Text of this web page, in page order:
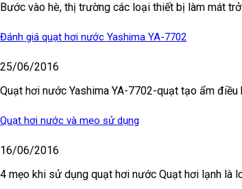
Bước vào hè, thị trường các loại thiết bị làm mát
Đánh giá quạt hơi nước Yashima YA-7702
25/06/2016
Quạt hơi nước Yashima YA-7702-quạt tạo ẩm điều
Quạt hơi nước và mẹo sử dụng
16/06/2016
4 mẹo khi sử dụng quạt hơi nước Quạt hơi lạnh là